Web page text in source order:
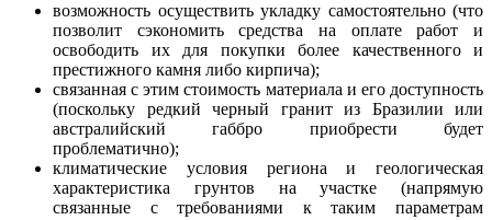
возможность осуществить укладку самостоятельно (что
позволит сэкономить средства на оплате работ и
освободить их для покупки более качественного и
престижного камня либо кирпича);
связанная с этим стоимость материала и его доступность
(поскольку редкий черный гранит из Бразилии или
австралийский габбро приобрести будет
проблематично);
климатические условия региона и геологическая
характеристика грунтов на участке (напрямую
связанные с требованиями к таким параметрам